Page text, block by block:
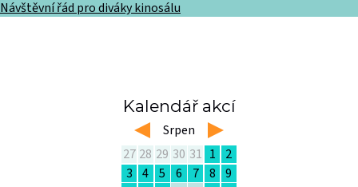
Návštěvní řád pro diváky kinosálu
Kalendář akcí
left Srpen right
27 28 29 30 31 1
2
3
4 5 6 7 8
9